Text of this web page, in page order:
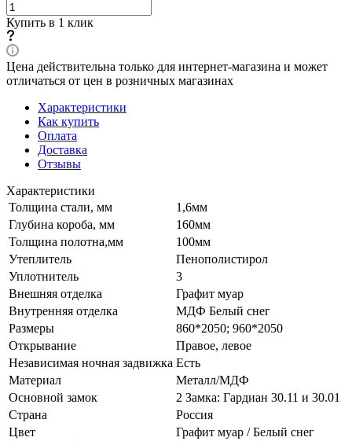
Купить в 1 клик
Цена действительна только для интернет-магазина и может
отличаться от цен в розничных магазинах
Характеристики
Как купить
Оплата
Доставка
Отзывы
Характеристики
Толщина стали, мм
1,6мм
Глубина короба, мм
160мм
Толщина полотна,мм
100мм
Утеплитель
Пенополистирол
Уплотнитель
3
Внешняя отделка
Графит муар
Внутренняя отделка
МДФ Белый снег
Размеры
860*2050; 960*2050
Открывание
Правое, левое
Независимая ночная задвижка Есть
Материал
Металл/МДФ
Основной замок
2 Замка: Гардиан 30.11 и 30.01
Страна
Россия
Цвет
Графит муар / Белый снег